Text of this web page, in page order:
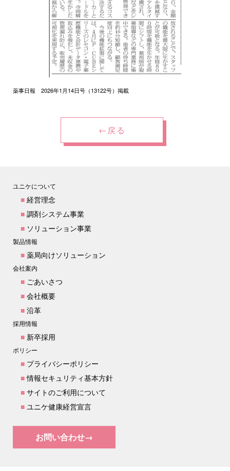
薬事日報 2026年1月14日号（13122号）掲載
←戻る
ユニケについて
■ 経営理念
■ 調剤システム事業
■ ソリューション事業
製品情報
■ 薬局向けソリューション
会社案内
■ ごあいさつ
■ 会社概要
■ 沿革
採用情報
■ 新卒採用
ポリシー
■ プライバシーポリシー
■情報セキュリティ基本方針
■ サイトのご利用について
■ ユニケ健康経営宣言
お問い合わせ→